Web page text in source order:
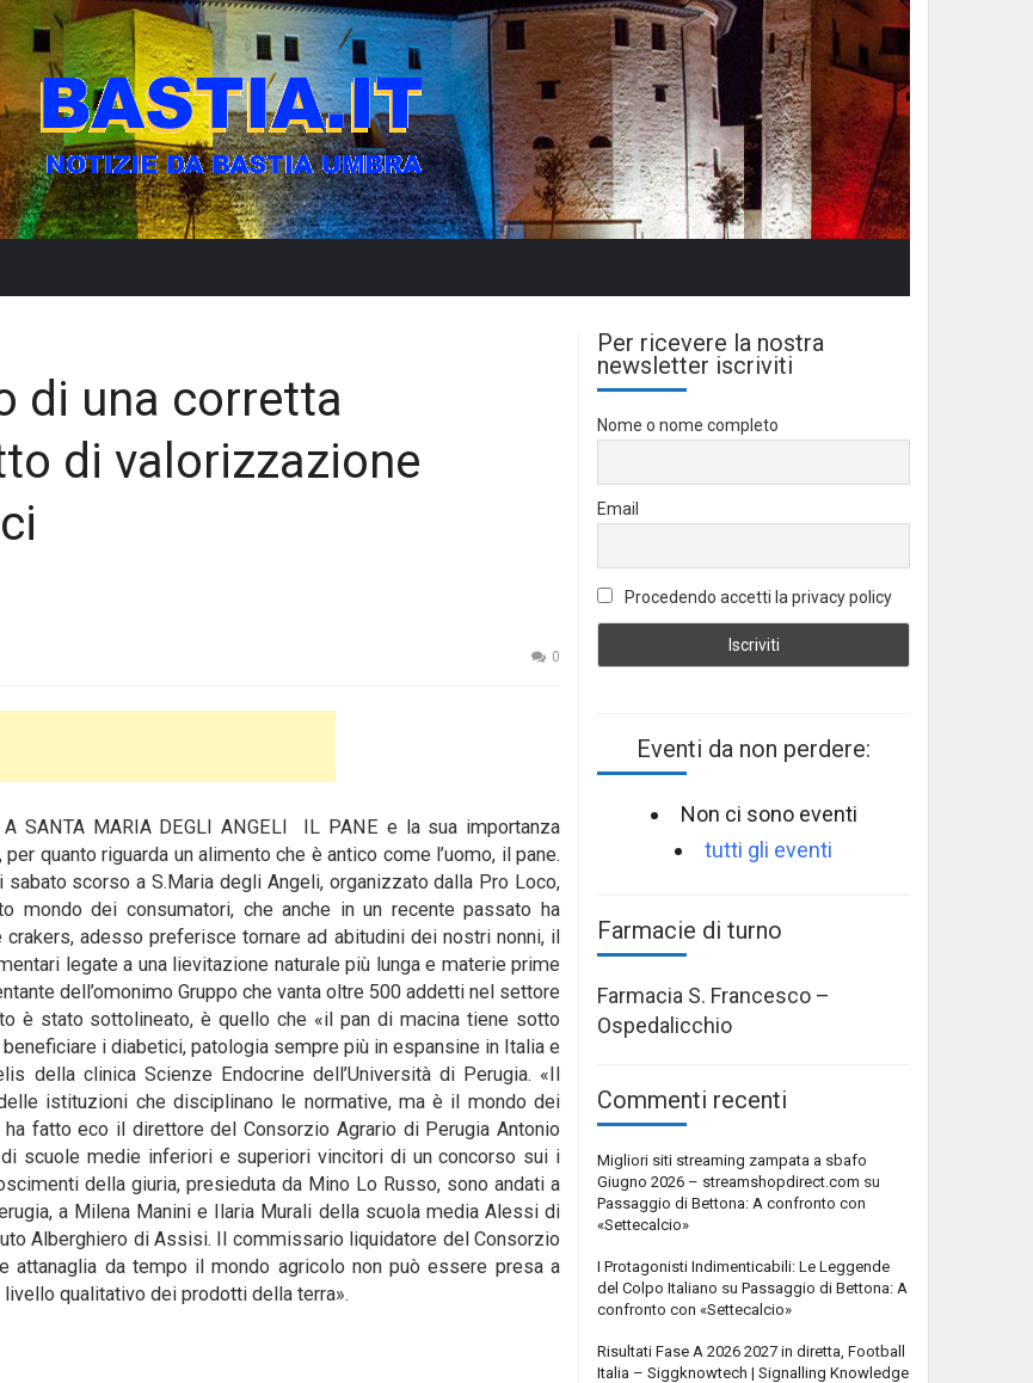
di una corretta
di valorizzazione
0
A SANTA MARIA DEGLI ANGELI IL PANE e la sua importanza
quanto riguarda un alimento che è antico come l’uomo, il pane.
scorso a S.Maria degli Angeli, organizzato dalla Pro Loco,
mondo dei consumatori, che anche in un recente passato ha
adesso preferisce tornare ad abitudini dei nostri nonni, il
legate a una lievitazione naturale più lunga e materie prime
dell’omonimo Gruppo che vanta oltre 500 addetti nel settore
è stato sottolineato, è quello che «il pan di macina tiene sotto
i diabetici, patologia sempre più in espansine in Italia e
della clinica Scienze Endocrine dell’Università di Perugia. «Il
istituzioni che disciplinano le normative, ma è il mondo dei
fatto eco il direttore del Consorzio Agrario di Perugia Antonio
scuole medie inferiori e superiori vincitori di un concorso sui i
della giuria, presieduta da Mino Lo Russo, sono andati a
a Milena Manini e Ilaria Murali della scuola media Alessi di
Alberghiero di Assisi. Il commissario liquidatore del Consorzio
attanaglia da tempo il mondo agricolo non può essere presa a
qualitativo dei prodotti della terra».
Per ricevere la nostra
newsletter iscriviti
Nome o nome completo
Email
Procedendo accetti la privacy policy
Eventi da non perdere:
Non ci sono eventi
tutti gli eventi
Farmacie di turno
Farmacia S. Francesco –
Ospedalicchio
Commenti recenti
Migliori siti streaming zampata a sbafo
Giugno 2026 – streamshopdirect.com su
Passaggio di Bettona: A confronto con
«Settecalcio»
I Protagonisti Indimenticabili: Le Leggende
del Colpo Italiano su Passaggio di Bettona: A
confronto con «Settecalcio»
Risultati Fase A 2026 2027 in diretta, Football
Italia – Siggknowtech | Signalling Knowledge